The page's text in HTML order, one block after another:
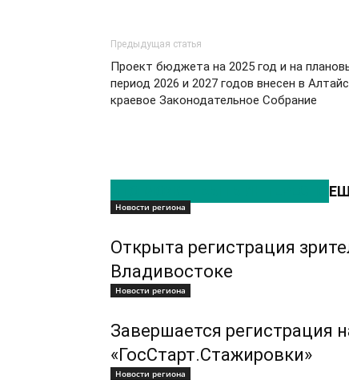
Предыдущая статья
Проект бюджета на 2025 год и на
период 2026 и 2027 годов внесен в
краевое Законодательное Собрание
Новости региона
Открыта регистрация
Владивостоке
Новости региона
Завершается регистрация
«ГосСтарт.Стажировки»
Новости региона